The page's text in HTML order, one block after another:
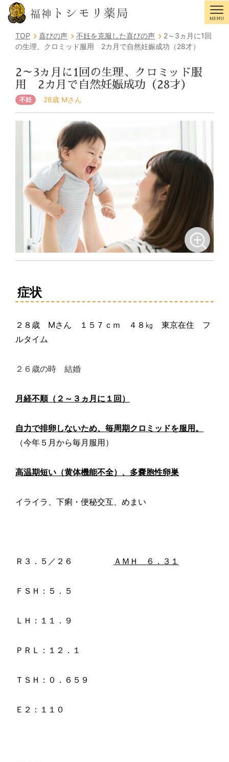
福神 トシモリ薬局 MENU
TOP
喜びの声 不妊を克服した喜びの声
2～3ヵ月に1回
の生理、クロミッド服用 2カ月で自然妊娠成功（28才）
2～3ヵ月に1回の生理、クロミッド服
用 2カ月で自然妊娠成功（28才）
不妊 28歳 Mさん
症状
２８歳 Mさん １５７ｃｍ ４８㎏ 東京在住 フ
ルタイム
２６歳の時 結婚
月経不順（２～３ヵ月に１回）
自力で排卵しないため、毎周期クロミッドを服用。
（今年５月から毎月服用）
高温期短い（黄体機能不全）、多嚢胞性卵巣
イライラ、下痢・便秘交互、めまい
Ｒ３．５／２６ ＡＭＨ ６．３１
ＦＳＨ：５．５
ＬＨ：１１．９
ＰＲＬ：１２．１
ＴＳＨ：０．６５９
Ｅ２：１１０